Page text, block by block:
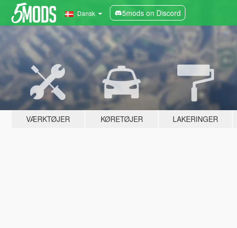
Dansk 5mods on Discord
VÆRKTØJER KØRETØJER LAKERINGER